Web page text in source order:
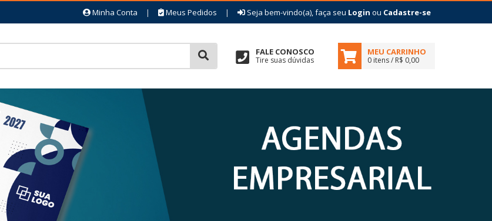
Minha Conta | Meus Pedidos | Seja bem-vindo(a), faça seu Login ou Cadastre-se
FALE CONOSCO
Tire suas dúvidas
MEU CARRINHO
0 itens / R$ 0,00